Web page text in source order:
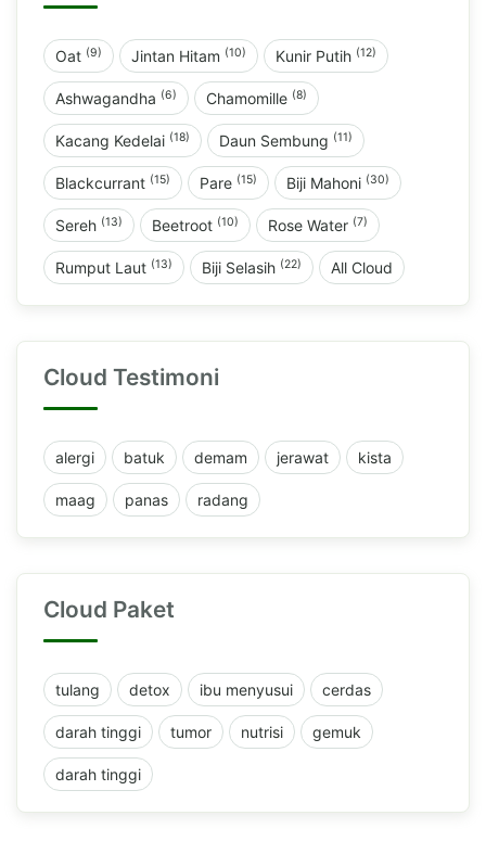
Oat (9) Jintan Hitam (10) Kunir Putih (12)
Ashwagandha (6) Chamomille (8)
Kacang Kedelai (18) Daun Sembung (11)
Blackcurrant (15) Pare (15) Biji Mahoni (30)
Sereh (13) Beetroot (10) Rose Water (7)
Rumput Laut (13) Biji Selasih (22) All Cloud
Cloud Testimoni
alergi batuk demam jerawat kista
maag panas radang
Cloud Paket
tulang detox ibu menyusui cerdas
darah tinggi tumor nutrisi gemuk
darah tinggi